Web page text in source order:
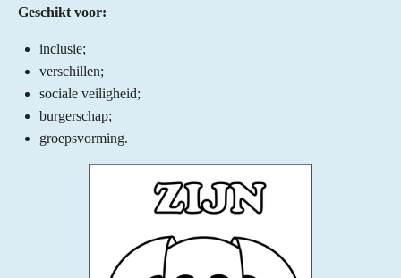
Geschikt voor:
inclusie;
verschillen;
sociale veiligheid;
burgerschap;
groepsvorming.